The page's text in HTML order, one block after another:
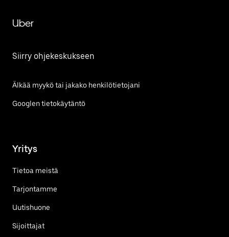
Uber
Siirry ohjekeskukseen
Älkää myykö tai jakako henkilötietojani
Googlen tietokäytäntö
Yritys
Tietoa meistä
Tarjontamme
Uutishuone
Sijoittajat